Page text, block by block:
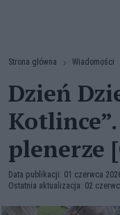
Strona główna Wiadomości
Dzień
plenerze
Data publikacji: 01 czerwca
Ostatnia aktualizacja: 02